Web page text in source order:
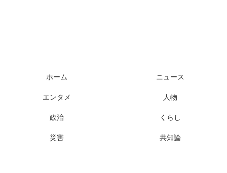
ホーム ニュース
エンタメ 人物
政治 くらし
災害 共知論